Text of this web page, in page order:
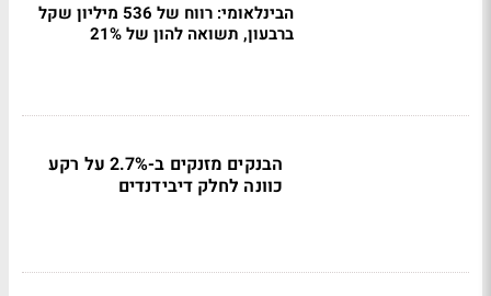
הבינלאומי: רווח של 536 מיליון שקל
ברבעון, תשואה להון של 21%
הבנקים מזנקים ב-2.7% על רקע
כוונה לחלק דיבידנדים